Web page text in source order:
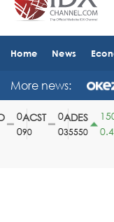
Home News
More news:
ACST
90
ADES
35550
150
0.42